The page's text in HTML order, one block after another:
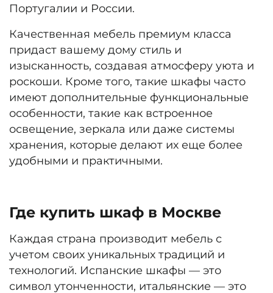
Португалии и России.
Качественная мебель премиум класса
придаст вашему дому стиль и
изысканность, создавая атмосферу уюта и
роскоши. Кроме того, такие шкафы часто
имеют дополнительные функциональные
особенности, такие как встроенное
освещение, зеркала или даже системы
хранения, которые делают их еще более
удобными и практичными.
Где купить шкаф в Москве
Каждая страна производит мебель с
учетом своих уникальных традиций и
технологий. Испанские шкафы — это
символ утонченности, итальянские — это